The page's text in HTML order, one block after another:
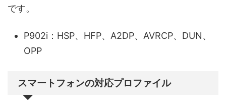
です。
P902i：HSP、HFP、A2DP、AVRCP、DUN、
OPP
スマートフォンの対応プロファイル